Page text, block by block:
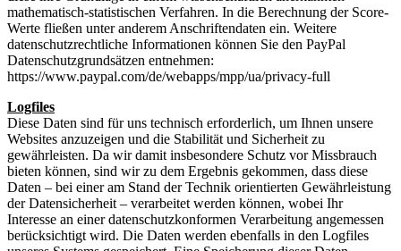
mathematisch-statistischen Verfahren. In die Berechnung der Score-
Werte fließen unter anderem Anschriftendaten ein. Weitere
datenschutzrechtliche Informationen können Sie den PayPal
Datenschutzgrundsätzen entnehmen:
https://www.paypal.com/de/webapps/mpp/ua/privacy-full
Logfiles
Diese Daten sind für uns technisch erforderlich, um Ihnen unsere
Websites anzuzeigen und die Stabilität und Sicherheit zu
gewährleisten. Da wir damit insbesondere Schutz vor Missbrauch
bieten können, sind wir zu dem Ergebnis gekommen, dass diese
Daten – bei einer am Stand der Technik orientierten Gewährleistung
der Datensicherheit – verarbeitet werden können, wobei Ihr
Interesse an einer datenschutzkonformen Verarbeitung angemessen
berücksichtigt wird. Die Daten werden ebenfalls in den Logfiles